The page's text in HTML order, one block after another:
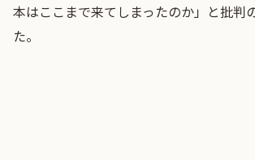
本はここまで来てしまったのか」と批判
た。